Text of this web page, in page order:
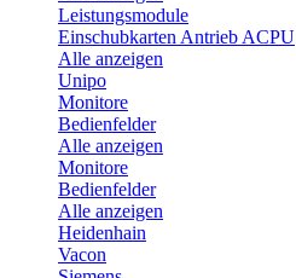
Leistungsmodule
Einschubkarten Antrieb ACPU
Alle anzeigen
Unipo
Monitore
Bedienfelder
Alle anzeigen
Monitore
Bedienfelder
Alle anzeigen
Heidenhain
Vacon